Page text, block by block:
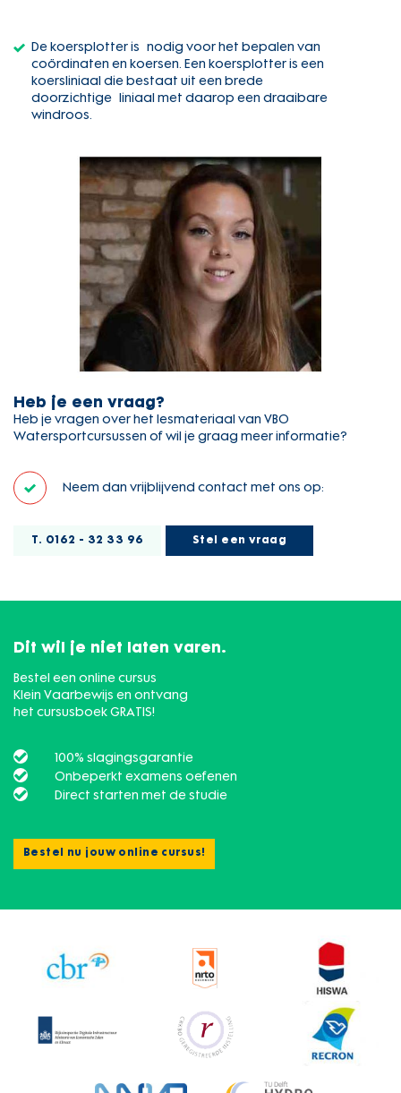
De koersplotter is nodig voor het bepalen van
coördinaten en koersen. Een koersplotter is een
koersliniaal die bestaat uit een brede
doorzichtige liniaal met daarop een draaibare
windroos.
Heb je een vraag?
Heb je vragen over het lesmateriaal van VBO
Watersportcursussen of wil je graag meer informatie?
Neem dan vrijblijvend contact met ons op:
T. 0162 - 32 33 96 Stel een vraag
Dit wil je niet laten varen.
Bestel een online cursus
Klein Vaarbewijs en ontvang
het cursusboek GRATIS!
100% slagingsgarantie
Onbeperkt examens oefenen
Direct starten met de studie
Bestel nu jouw online cursus!